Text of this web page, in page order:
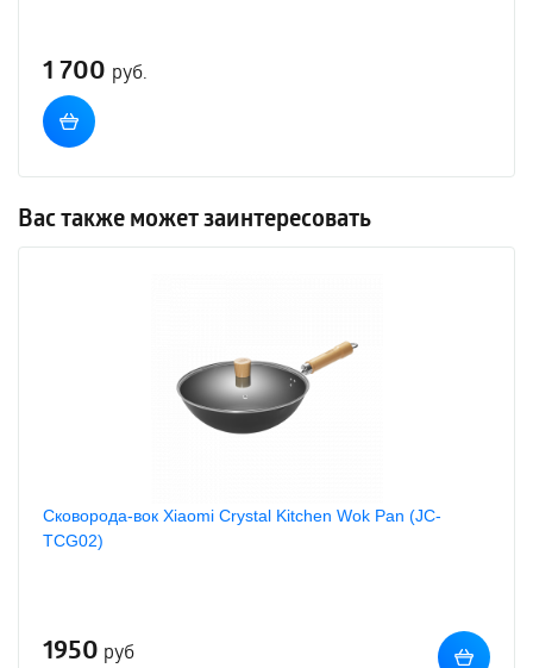
1 700 руб.
Вас также может заинтересовать
Сковорода-вок Xiaomi Crystal Kitchen Wok Pan (JC-
TCG02)
1950 руб